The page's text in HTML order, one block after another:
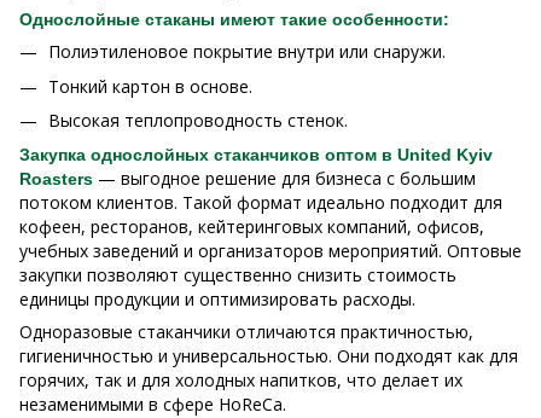
Однослойные стаканы имеют такие особенности:
Полиэтиленовое покрытие внутри или снаружи.
Тонкий картон в основе.
Высокая теплопроводность стенок.
Закупка однослойных стаканчиков оптом в United Kyiv
Roasters — выгодное решение для бизнеса с большим
потоком клиентов. Такой формат идеально подходит для
кофеен, ресторанов, кейтеринговых компаний, офисов,
учебных заведений и организаторов мероприятий. Оптовые
закупки позволяют существенно снизить стоимость
единицы продукции и оптимизировать расходы.
Одноразовые стаканчики отличаются практичностью,
гигиеничностью и универсальностью. Они подходят как для
горячих, так и для холодных напитков, что делает их
незаменимыми в сфере HoReCa.